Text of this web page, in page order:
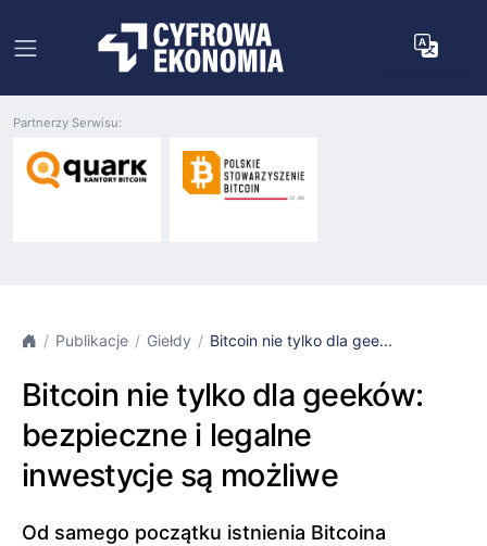
Partnerzy Serwisu:
Publikacje Giełdy Bitcoin nie tylko dla gee...
Bitcoin nie tylko dla geeków:
bezpieczne i legalne
inwestycje są możliwe
Od samego początku istnienia Bitcoina